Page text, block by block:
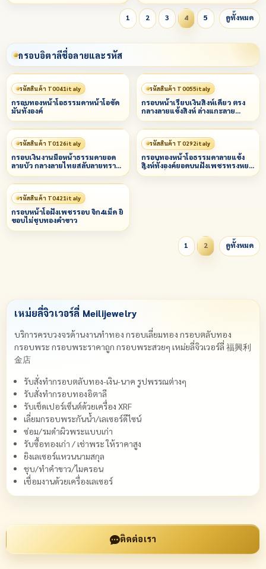
1
2 3 4 5 ดูทั้งหมด
กรอบอิตาลีชื่อลายและรหัส
รหัสสินค้า T0041italy
กรอบทองหน้าโอธรรมดาหน้าโอขัด
มันทั้งองค์
รหัสสินค้า T0055italy
กรอบหน้าเรียบเงินสิงห์เดี่ยว ตรง
กลางลายแข้งสิงห์ ล่างแกะลาย
พญานาค (คัดลอก)
รหัสสินค้า T0126italy
กรอบเงินงานมือหน้าธรรมดายอด
ลายบัว กลางลายไทยสลับลายทราย
ล่างลายพญานาค
รหัสสินค้า T0292italy
กรอบทองหน้าโอธรรมดาลายแข้ง
สิงห์ทั้งองค์ยอดบนฝังเพชรทรงหยด
น้ำ 1 เม็ด
รหัสสินค้า T0421italy
กรอบหน้าโอฝังเพชรรอบ จิก4เม็ด ยิ
ขอบไม่ชุบทองคำขาว
1 2 ดูทั้งหมด
เหม่ยลี่จิวเวอร์ลี่ Meilijewelry
บริการครบวงจรด้านงานทำทอง กรอบเลี่ยมทอง กรอบตลับทอง
กรอบพระ กรอบพระราคาถูก กรอบพระสวยๆ เหม่ยลี่จิวเวอร์ลี่ 福興利
金店
รับสั่งทำกรอบตลับทอง-เงิน-นาค รูปพรรณต่างๆ
รับสั่งทำกรอบทองอิตาลี
รับเช็ดเปอร์เซ็นต์ด้วยเครื่อง XRF
เลี่ยมกรอบพระกันน้ำ/เลเซอร์ดีไซน์
ซ่อม/รมดำผิวพระแบบเก่า
รับซื้อทองเก่า / เช่าพระ ให้ราคาสูง
ยิงเลเซอร์แหวนนามสกุล
ชุบ/ทำคำขาว/ไมครอน
เชื่อมงานด้วยเครื่องเลเซอร์
ติดต่อเรา